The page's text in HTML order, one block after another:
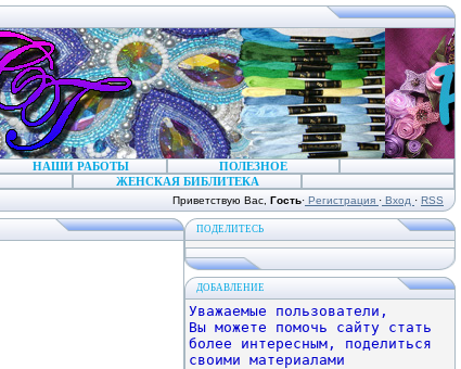
НАШИ РАБОТЫ
ПОЛЕЗНОЕ
ЖЕНСКАЯ БИБЛИТЕКА
Приветствую Вас Гость· Регистрация · Вход · RSS
ПОДЕЛИТЕСЬ
ДОБАВЛЕНИЕ
Уважаемые пользователи,
Вы можете помочь сайту стать
более интересным, поделиться
своими материалами